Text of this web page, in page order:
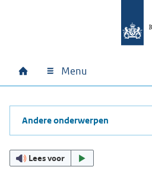
Hoofdnavigatie
Home Menu
Andere onderwerpen
Lees voor